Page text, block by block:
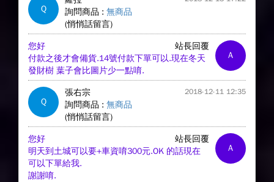
Q 詢問商品 : 無商品
(悄悄話留言)
A
站長回覆
您好
付款之後才會備貨.14號付款下單可以.現在冬天
發財樹 葉子會比圖片少一點唷.
Q
張右宗 2018-12-11 12:35
詢問商品 : 無商品
(悄悄話留言)
A
站長回覆
您好
明天到土城可以要+車資唷300元.OK 的話現在
可以下單給我.
謝謝唷.